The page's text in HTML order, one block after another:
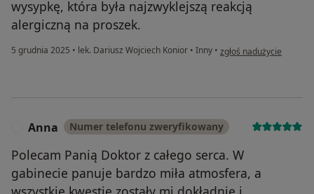
wysypkę, która była najzwyklejszą reakcją
alergiczną na proszek.
5 grudnia 2025 • lek. Dariusz Wojciech Konior • Inny • w opinii użytkownika M.
zgłoś nadużycie
Anna Numer telefonu zweryfikowany
Polecam Panią Doktor z całego serca. W
gabinecie panuje bardzo miła atmosfera, a